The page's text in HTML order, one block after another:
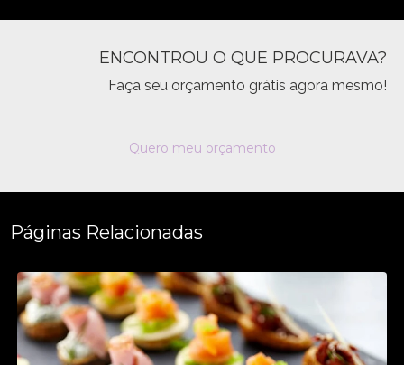
ENCONTROU O QUE PROCURAVA?
Faça seu orçamento grátis agora mesmo!
Quero meu orçamento
Páginas Relacionadas